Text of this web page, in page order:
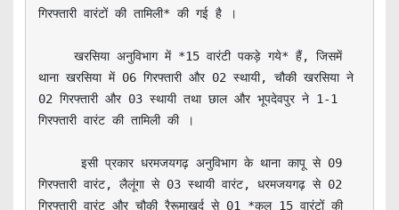
गिरफ्तारी वारंटों की तामिली* की गई है ।
थाना खरसिया में 06 गिरफ्तारी और 02 स्थायी, चौकी खरसिया ने
02 गिरफ्तारी और 03 स्थायी तथा छाल और भूपदेवपुर ने 1-1
गिरफ्तारी वारंट की तामिली की ।
गिरफ्तारी वारंट, लैलूंगा से 03 स्थायी वारंट, धरमजयगढ़ से 02
गिरफ्तारी वारंट और चौकी रैरूमाखुर्द से 01 *कुल 15 वारंटों की